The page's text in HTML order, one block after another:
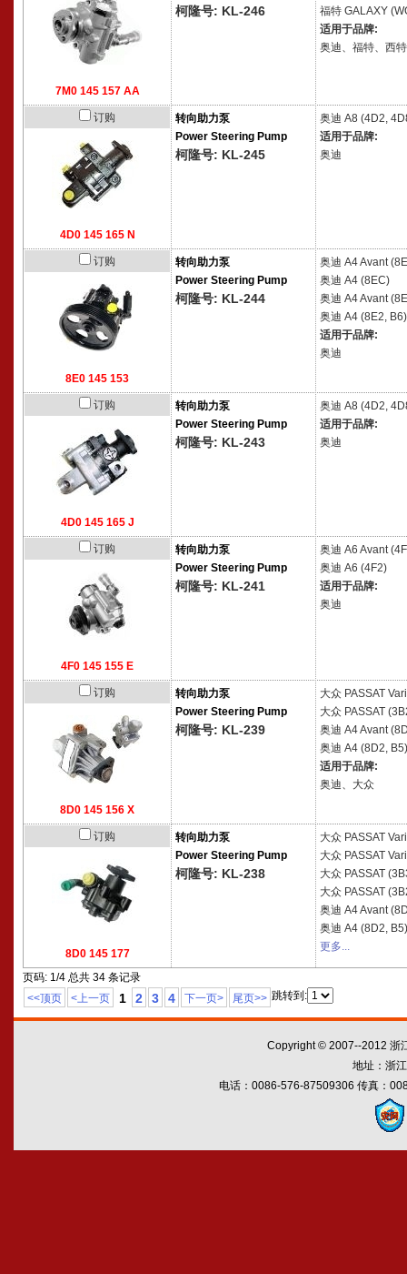
7M0 145 157 AA
柯隆号: KL-246
福特 GALAXY
适用于品牌:
奥迪、福特、西
订购
4D0 145 165 N
转向助力泵
Power Steering Pump
柯隆号: KL-245
奥迪 A8 (4D2,
适用于品牌:
奥迪
订购
8E0 145 153
转向助力泵
Power Steering Pump
柯隆号: KL-244
奥迪 A4 Avant
奥迪 A4 (8EC)
奥迪 A4 Avant
奥迪 A4 (8E2, B6)
适用于品牌:
奥迪
订购
4D0 145 165 J
转向助力泵
Power Steering Pump
柯隆号: KL-243
奥迪 A8 (4D2,
适用于品牌:
奥迪
订购
4F0 145 155 E
转向助力泵
Power Steering Pump
柯隆号: KL-241
奥迪 A6 Avant
奥迪 A6 (4F2)
适用于品牌:
奥迪
订购
8D0 145 156 X
转向助力泵
Power Steering Pump
柯隆号: KL-239
大众 PASSAT
大众 PASSAT
奥迪 A4 Avant
奥迪 A4 (8D2, B5)
适用于品牌:
奥迪、大众
订购
8D0 145 177
转向助力泵
Power Steering Pump
柯隆号: KL-238
大众 PASSAT
大众 PASSAT
大众 PASSAT
大众 PASSAT
奥迪 A4 Avant
奥迪 A4 (8D2, B5)
更多...
页码: 1/4 总共 34 条记录
<<顶页
<上一页 1 2 3 4 下一页> 尾页>> 跳转到:
Copyright © 2007--2012 浙
地址：浙
电话：0086-576-87509306 传真：